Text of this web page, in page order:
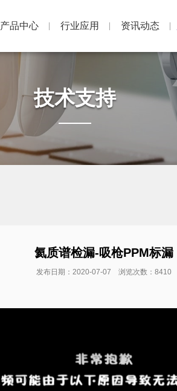
产品中心 行业应用 资讯动态
技术支持
氦质谱检漏-吸枪PPM标漏
发布日期：2020-07-07 浏览次数：8410